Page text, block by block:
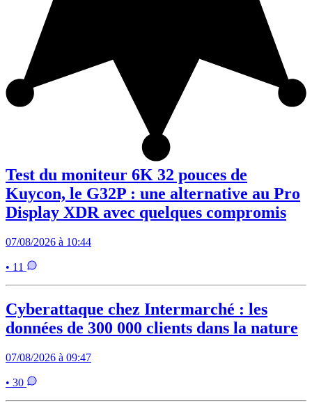
Test du moniteur 6K 32 pouces de
Kuycon, le G32P : une alternative au Pro
Display XDR avec quelques compromis
07/08/2026 à 10:44
• 11
Cyberattaque chez Intermarché : les
données de 300 000 clients dans la nature
07/08/2026 à 09:47
• 30